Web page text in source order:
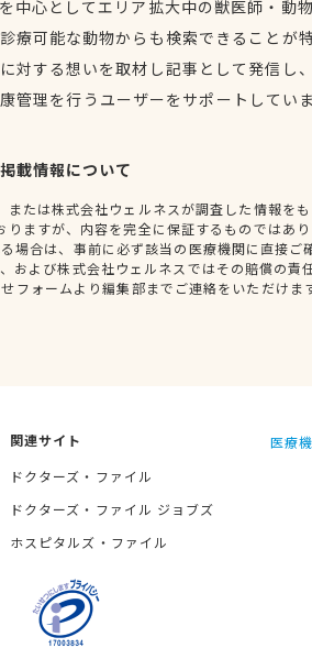
中心としてエリア拡大中の獣医師・動
療可能な動物からも検索できることが
対する想いを取材し記事として発信し
管理を行うユーザーをサポートしてい
掲載情報について
たは株式会社ウェルネスが調査した情報を
ますが、内容を完全に保証するものではあ
場合は、事前に必ず該当の医療機関に直接ご
および株式会社ウェルネスではその賠償の責
フォームより編集部までご連絡をいただけま
関連サイト
ドクターズ・ファイル
ドクターズ・ファイル ジョブズ
ホスピタルズ・ファイル
医療